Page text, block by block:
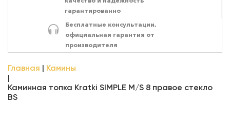
ЭНЕРГОСИСТЕМЫ
гарантированно
Бесплатные консультации,
официальная гарантия от
производителя
Главная Камины
Каминная топка Kratki SIMPLE M/S 8 правое стекло
BS